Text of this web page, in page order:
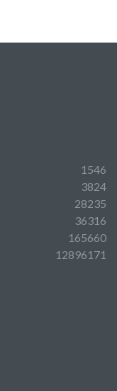
1546
3824
28235
36316
165660
12896171